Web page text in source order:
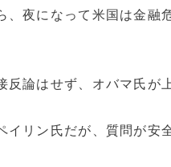
、夜になって米国は金融
論はせず、オバマ氏が
リン氏だが、質問が安